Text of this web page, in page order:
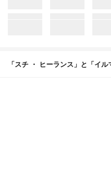
「スチ ・ ヒーランス」と「イ